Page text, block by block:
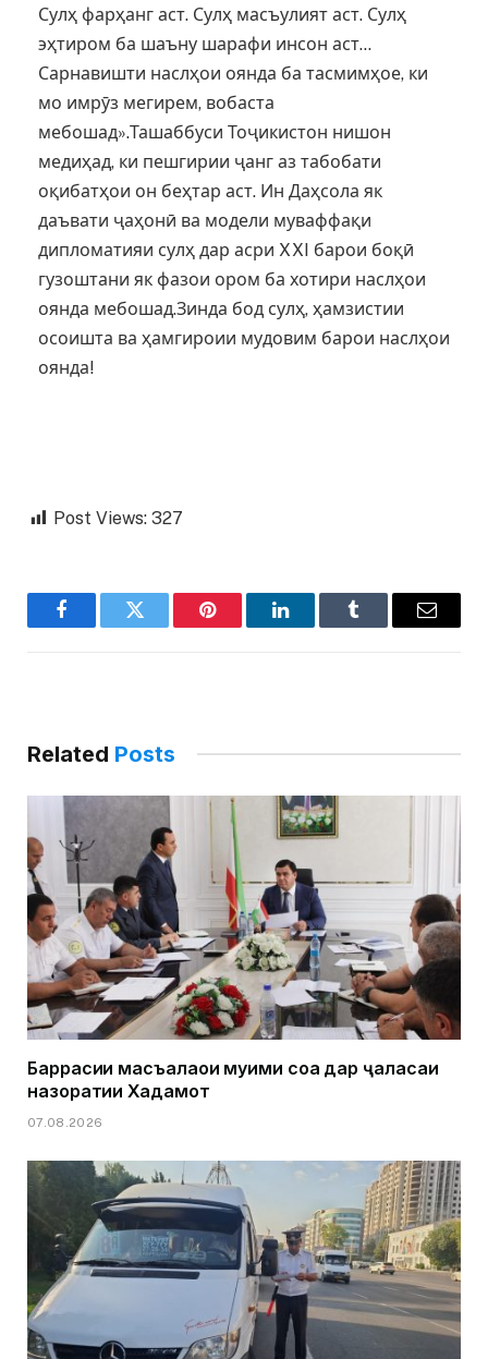
Сулҳ фарҳанг аст. Сулҳ масъулият аст. Сулҳ
эҳтиром ба шаъну шарафи инсон аст…
Сарнавишти наслҳои оянда ба тасмимҳое, ки
мо имрӯз мегирем, вобаста
мебошад».Ташаббуси Тоҷикистон нишон
медиҳад, ки пешгирии ҷанг аз табобати
оқибатҳои он беҳтар аст. Ин Даҳсола як
даъвати ҷаҳонӣ ва модели муваффақи
дипломатияи сулҳ дар асри XXI барои боқӣ
гузоштани як фазои ором ба хотири наслҳои
оянда мебошад.Зинда бод сулҳ, ҳамзистии
осоишта ва ҳамгироии мудовим барои наслҳои
оянда!
Post Views: 327
FacebookTwitter Pinterest LinkedInTumblr Email
Related Posts
Баррасии масъалаҳои муҳими соҳа дар ҷаласаи
назоратии Хадамот
07.08.2026